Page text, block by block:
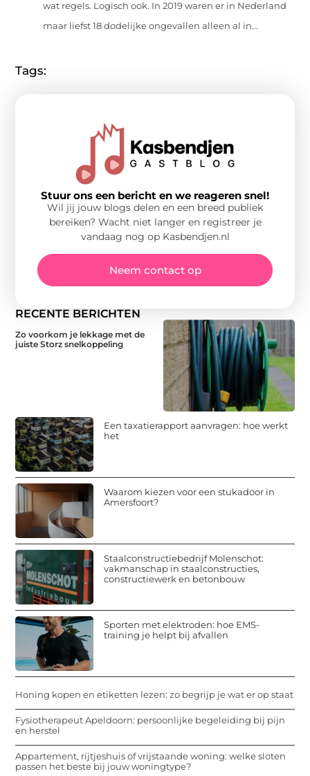
wat regels. Logisch ook. In 2019 waren er in Nederland
maar liefst 18 dodelijke ongevallen alleen al in...
Tags:
RECENTE BERICHTEN
Zo voorkom je lekkage met de
juiste Storz snelkoppeling
Een taxatierapport aanvragen: hoe werkt
het
Waarom kiezen voor een stukadoor in
Amersfoort?
Staalconstructiebedrijf Molenschot:
vakmanschap in staalconstructies,
constructiewerk en betonbouw
Sporten met elektroden: hoe EMS-
training je helpt bij afvallen
Honing kopen en etiketten lezen: zo begrijp je wat er op staat
Fysiotherapeut Apeldoorn: persoonlijke begeleiding bij pijn
en herstel
Appartement, rijtjeshuis of vrijstaande woning: welke sloten
passen het beste bij jouw woningtype?
Stuur ons een bericht en we reageren snel!
Wil jij jouw blogs delen en een breed publiek
bereiken? Wacht niet langer en registreer je
vandaag nog op Kasbendjen.nl
Neem contact op